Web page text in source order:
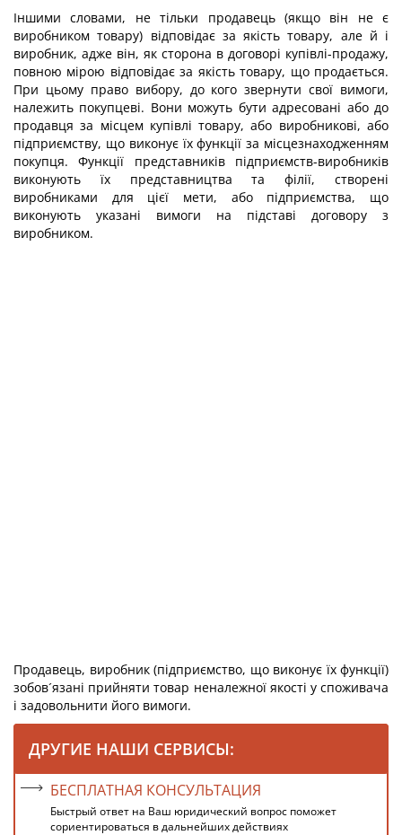
Іншими словами, не тільки продавець (якщо він не є
виробником товару) відповідає за якість товару, але й і
виробник, адже він, як сторона в договорі купівлі-продажу,
повною мірою відповідає за якість товару, що продається.
При цьому право вибору, до кого звернути свої вимоги,
належить покупцеві. Вони можуть бути адресовані або до
продавця за місцем купівлі товару, або виробникові, або
підприємству, що виконує їх функції за місцезнаходженням
покупця. Функції представників підприємств-виробників
виконують їх представництва та філії, створені
виробниками для цієї мети, або підприємства, що
виконують указані вимоги на підставі договору з
виробником.
Продавець, виробник (підприємство, що виконує їх функції)
зобов´язані прийняти товар неналежної якості у споживача
і задовольнити його вимоги.
ДРУГИЕ НАШИ СЕРВИСЫ:
БЕСПЛАТНАЯ КОНСУЛЬТАЦИЯ
Быстрый ответ на Ваш юридический вопрос поможет
сориентироваться в дальнейших действиях